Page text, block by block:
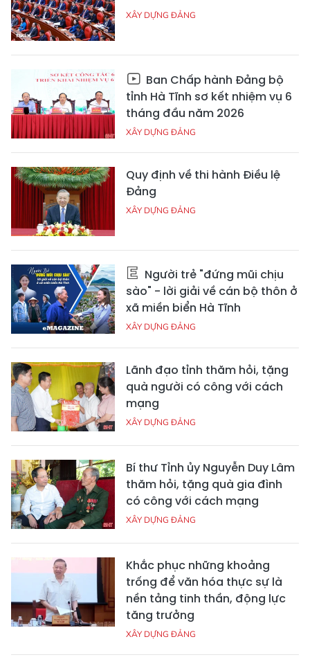
XÂY DỰNG ĐẢNG
Ban Chấp hành Đảng bộ
tỉnh Hà Tĩnh sơ kết nhiệm vụ 6
tháng đầu năm 2026
XÂY DỰNG ĐẢNG
Quy định về thi hành Điều lệ
Đảng
XÂY DỰNG ĐẢNG
Người trẻ "đứng mũi chịu
sào" - lời giải về cán bộ thôn ở
xã miền biển Hà Tĩnh
XÂY DỰNG ĐẢNG
Lãnh đạo tỉnh thăm hỏi, tặng
quà người có công với cách
mạng
XÂY DỰNG ĐẢNG
Bí thư Tỉnh ủy Nguyễn Duy Lâm
thăm hỏi, tặng quà gia đình
có công với cách mạng
XÂY DỰNG ĐẢNG
Khắc phục những khoảng
trống để văn hóa thực sự là
nền tảng tinh thần, động lực
tăng trưởng
XÂY DỰNG ĐẢNG